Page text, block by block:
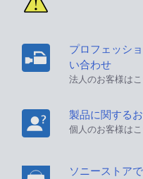
プロフェッシ
い合わせ
法人のお客様は
製品に関する
個人のお客様は
ソニーストア